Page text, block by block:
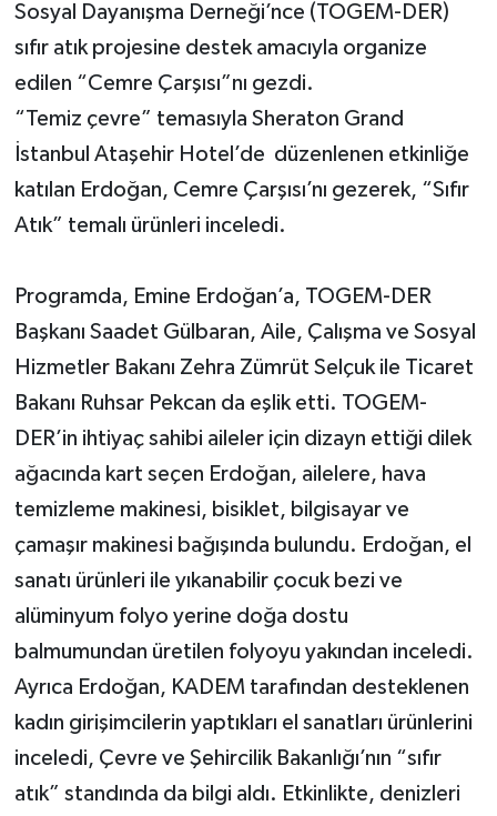
Sosyal Dayanışma Derneği’nce (TOGEM-DER)
sıfır atık projesine destek amacıyla organize
edilen “Cemre Çarşısı”nı gezdi.
“Temiz çevre” temasıyla Sheraton Grand
İstanbul Ataşehir Hotel’de düzenlenen etkinliğe
katılan Erdoğan, Cemre Çarşısı’nı gezerek, “Sıfır
Atık” temalı ürünleri inceledi.
Programda, Emine Erdoğan’a, TOGEM-DER
Başkanı Saadet Gülbaran, Aile, Çalışma ve Sosyal
Hizmetler Bakanı Zehra Zümrüt Selçuk ile Ticaret
Bakanı Ruhsar Pekcan da eşlik etti. TOGEM-
DER’in ihtiyaç sahibi aileler için dizayn ettiği dilek
ağacında kart seçen Erdoğan, ailelere, hava
temizleme makinesi, bisiklet, bilgisayar ve
çamaşır makinesi bağışında bulundu. Erdoğan, el
sanatı ürünleri ile yıkanabilir çocuk bezi ve
alüminyum folyo yerine doğa dostu
balmumundan üretilen folyoyu yakından inceledi.
Ayrıca Erdoğan, KADEM tarafından desteklenen
kadın girişimcilerin yaptıkları el sanatları ürünlerini
inceledi, Çevre ve Şehircilik Bakanlığı’nın “sıfır
atık” standında da bilgi aldı. Etkinlikte, denizleri